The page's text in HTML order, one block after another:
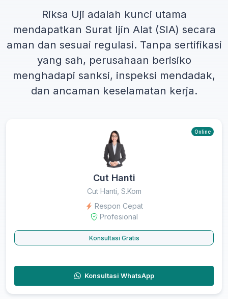
Riksa Uji adalah kunci utama
mendapatkan Surat Ijin Alat (SIA) secara
aman dan sesuai regulasi. Tanpa sertifikasi
yang sah, perusahaan berisiko
menghadapi sanksi, inspeksi mendadak,
dan ancaman keselamatan kerja.
Online
Cut Hanti
Cut Hanti, S.Kom
Respon Cepat
Profesional
Konsultasi Gratis
Konsultasi WhatsApp